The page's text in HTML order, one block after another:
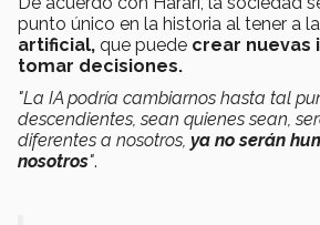
punto único en la historia al tener a la
artificial, que puede crear nuevas
tomar decisiones.
"La IA podría cambiarnos hasta tal
descendientes, sean quienes sean,
diferentes a nosotros, ya no serán
nosotros".